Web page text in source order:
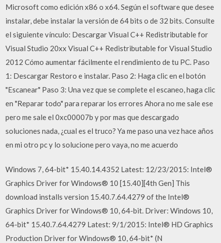
Microsoft como edición x86 o x64. Según el software que desee
instalar, debe instalar la versión de 64 bits o de 32 bits. Consulte
el siguiente vínculo: Descargar Visual C++ Redistributable for
Visual Studio 20xx Visual C++ Redistributable for Visual Studio
2012 Cómo aumentar fácilmente el rendimiento de tu PC. Paso
1: Descargar Restoro e instalar. Paso 2: Haga clic en el botón
"Escanear" Paso 3: Una vez que se complete el escaneo, haga clic
en "Reparar todo" para reparar los errores Ahora no me sale ese
pero me sale el 0xc00007b y por mas que descargado
soluciones nada, ¿cual es el truco? Ya me paso una vez hace años
en mi otro pc y lo solucione pero vaya, no me acuerdo
Windows 7, 64-bit* 15.40.14.4352 Latest: 12/23/2015: Intel®
Graphics Driver for Windows® 10 [15.40][4th Gen] This
download installs version 15.40.7.64.4279 of the Intel®
Graphics Driver for Windows® 10, 64-bit. Driver: Windows 10,
64-bit* 15.40.7.64.4279 Latest: 9/1/2015: Intel® HD Graphics
Production Driver for Windows® 10, 64-bit* (N